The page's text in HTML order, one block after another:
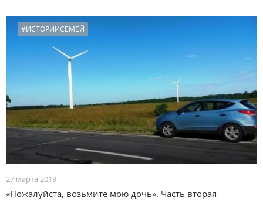
#ИСТОРИИСЕМЕЙ
27 марта 2019
«Пожалуйста, возьмите мою дочь». Часть вторая